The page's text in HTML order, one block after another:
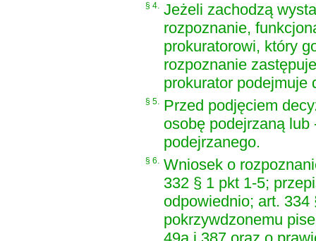
§ 4. Jeżeli zachodzą
rozpoznanie,
prokuratorowi, który
rozpoznanie
prokurator podejmuje
§ 5. Przed podjęciem
osobę podejrzaną lub
podejrzanego.
§ 6. Wniosek o
332 § 1 pkt 1-5;
odpowiednio; art.
pokrzywdzonemu